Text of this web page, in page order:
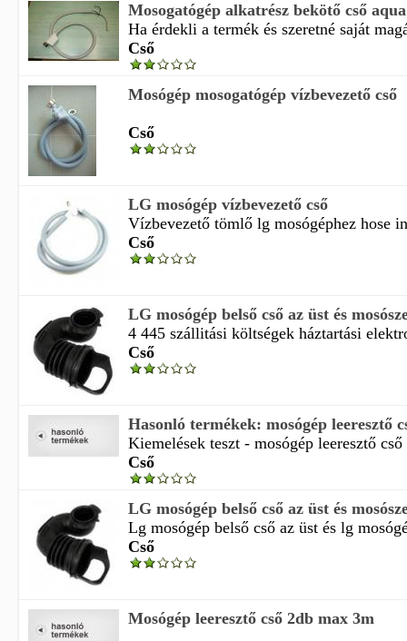
Mosogatógép alkatrész bekötő cső
Ha érdekli a termék és szeretné saját
Cső
Mosógép mosogatógép vízbevezető cső
Cső
LG mosógép vízbevezető cső
Vízbevezető tömlő lg mosógéphez hose
Cső
LG mosógép belső cső az üst és
4 445 szállitási költségek háztartási
Cső
Hasonló termékek: mosógép leeresztő
Kiemelések teszt - mosógép leeresztő
Cső
LG mosógép belső cső az üst és
Lg mosógép belső cső az üst és lg
Cső
Mosógép leeresztő cső 2db max 3m